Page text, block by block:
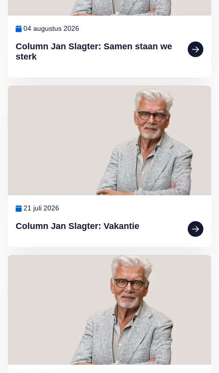
Column Jan Slagter: Samen staan we
sterk
04 augustus 2026
Column Jan Slagter: Vakantie
21 juli 2026
Lees meer over Column Jan Slagter: Vakantie
Lees meer over Column Jan Slagter: Marjan Berk